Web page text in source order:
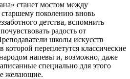
станет мостом между
поколению вновь
детства, вспомнить
радость от
школы искусств
переплетутся классические
напевы и, возможно, даже
специально для этого
желающие.